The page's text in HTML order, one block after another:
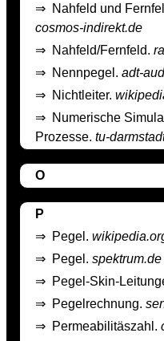
⇒ Nahfeld und
cosmos-indirekt.de
⇒ Nahfeld/Fernfeld.
⇒ Nennpegel. adt-
⇒ Nichtleiter.
⇒ Numerische
Prozesse. tu-
O
P
⇒ Pegel.
⇒ Pegel. spektrum.de
⇒ Pegel-Skin-
⇒ Pegelrechnung.
⇒ Permeabilitäszahl.